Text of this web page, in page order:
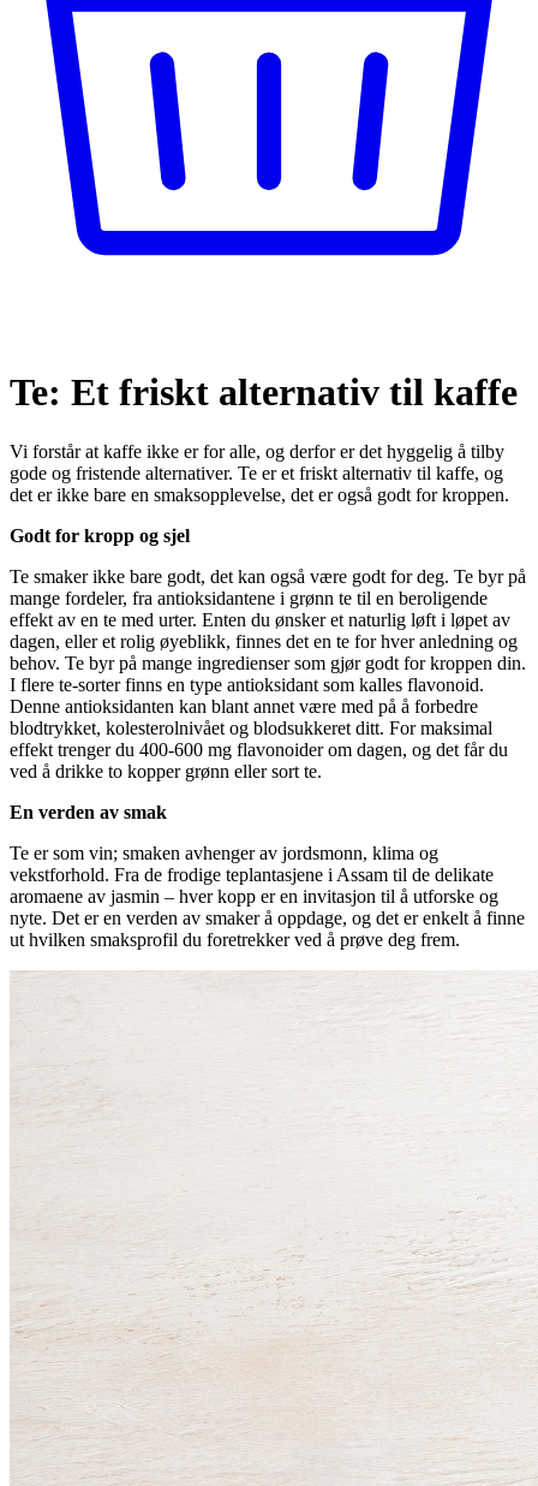
Te: Et friskt alternativ til kaffe
Vi forstår at kaffe ikke er for alle, og derfor er det hyggelig å tilby
gode og fristende alternativer. Te er et friskt alternativ til kaffe, og
det er ikke bare en smaksopplevelse, det er også godt for kroppen.
Godt for kropp og sjel
Te smaker ikke bare godt, det kan også være godt for deg. Te byr på
mange fordeler, fra antioksidantene i grønn te til en beroligende
effekt av en te med urter. Enten du ønsker et naturlig løft i løpet av
dagen, eller et rolig øyeblikk, finnes det en te for hver anledning og
behov. Te byr på mange ingredienser som gjør godt for kroppen din.
I flere te-sorter finns en type antioksidant som kalles flavonoid.
Denne antioksidanten kan blant annet være med på å forbedre
blodtrykket, kolesterolnivået og blodsukkeret ditt. For maksimal
effekt trenger du 400-600 mg flavonoider om dagen, og det får du
ved å drikke to kopper grønn eller sort te.
En verden av smak
Te er som vin; smaken avhenger av jordsmonn, klima og
vekstforhold. Fra de frodige teplantasjene i Assam til de delikate
aromaene av jasmin – hver kopp er en invitasjon til å utforske og
nyte. Det er en verden av smaker å oppdage, og det er enkelt å finne
ut hvilken smaksprofil du foretrekker ved å prøve deg frem.